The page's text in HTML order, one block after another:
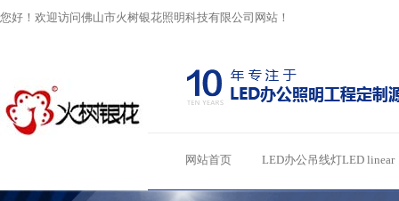
您好！欢迎访问佛山市火树银花照明科技有限公司网站！
网站首页 LED办公吊线灯LED linear